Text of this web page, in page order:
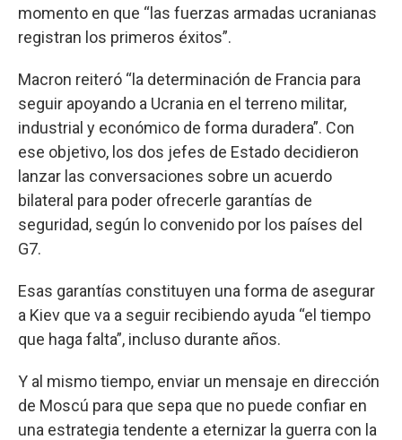
momento en que “las fuerzas armadas ucranianas
registran los primeros éxitos”.
Macron reiteró “la determinación de Francia para
seguir apoyando a Ucrania en el terreno militar,
industrial y económico de forma duradera”. Con
ese objetivo, los dos jefes de Estado decidieron
lanzar las conversaciones sobre un acuerdo
bilateral para poder ofrecerle garantías de
seguridad, según lo convenido por los países del
G7.
Esas garantías constituyen una forma de asegurar
a Kiev que va a seguir recibiendo ayuda “el tiempo
que haga falta”, incluso durante años.
Y al mismo tiempo, enviar un mensaje en dirección
de Moscú para que sepa que no puede confiar en
una estrategia tendente a eternizar la guerra con la